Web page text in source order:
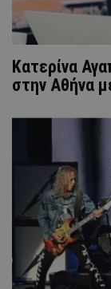
Κατερίνα
στην Αθήνα